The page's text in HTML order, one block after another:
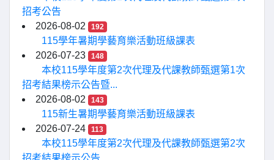
招考公告
2026-08-02
192
115學年暑期學藝育樂活動班級課表
2026-07-23
148
本校115學年度第2次代理及代課教師甄選第1次
招考結果榜示公告暨...
2026-08-02
143
115新生暑期學藝育樂活動班級課表
2026-07-24
113
本校115學年度第2次代理及代課教師甄選第2次
招考結果榜示公告